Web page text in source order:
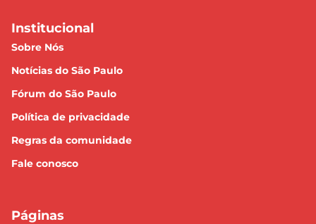
Institucional
Sobre Nós
Notícias do São Paulo
Fórum do São Paulo
Política de privacidade
Regras da comunidade
Fale conosco
Páginas